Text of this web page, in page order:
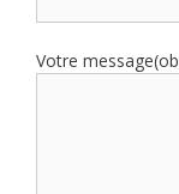
Votre message